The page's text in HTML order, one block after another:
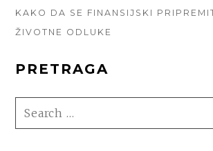
KAKO DA SE FINANSIJSKI
ŽIVOTNE ODLUKE
PRETRAGA
SEARCH
FOR: